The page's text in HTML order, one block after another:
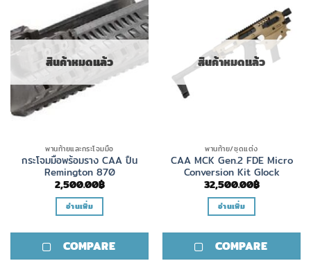
สินค้าหมดแล้ว
พานท้ายและกระโจมมือ
กระโจมมือพร้อมราง CAA ปืน
Remington 870
2,500.00฿
อ่านเพิ่ม
COMPARE
สินค้าหมดแล้ว
พานท้าย/ชุดแต่ง
CAA MCK Gen.2 FDE Micro
Conversion Kit Glock
32,500.00฿
อ่านเพิ่ม
COMPARE